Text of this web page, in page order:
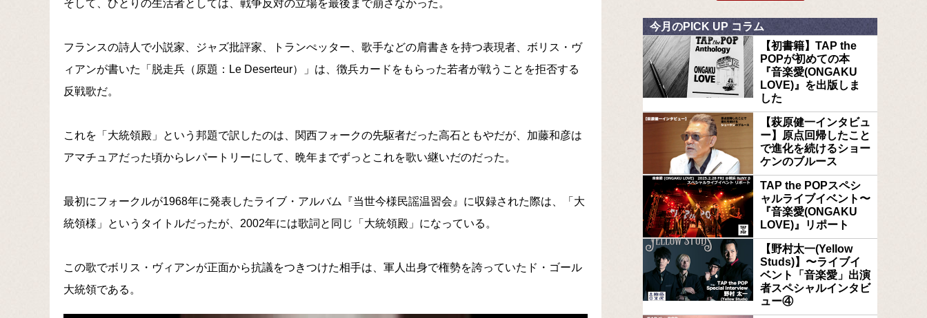
そして、ひとりの生活者としては、戦争反対の立場を最後まで崩さなかった。
フランスの詩人で小説家、ジャズ批評家、トランぺッター、歌手などの肩書きを持つ表現者、ボリス・ヴ
ィアンが書いた「脱走兵（原題：Le Deserteur）」は、徴兵カードをもらった若者が戦うことを拒否する
反戦歌だ。
これを「大統領殿」という邦題で訳したのは、関西フォークの先駆者だった高石ともやだが、加藤和彦は
アマチュアだった頃からレパートリーにして、晩年までずっとこれを歌い継いだのだった。
最初にフォークルが1968年に発表したライブ・アルバム『当世今様民謡温習会』に収録された際は、「大
統領様」というタイトルだったが、2002年には歌詞と同じ「大統領殿」になっている。
この歌でボリス・ヴィアンが正面から抗議をつきつけた相手は、軍人出身で権勢を誇っていたド・ゴール
大統領である。
今月のPICK UP コラム
【初書籍】TAP the
POPが初めての本
『音楽愛(ONGAKU
LOVE)』を出版しま
した
【萩原健一インタビュ
ー】原点回帰したこと
で進化を続けるショー
ケンのブルース
TAP the POPスペシ
ャルライブイベント〜
『音楽愛(ONGAKU
LOVE)』リポート
【野村太一(Yellow
Studs)】〜ライブイ
ベント「音楽愛」出演
者スペシャルインタビ
ュー④